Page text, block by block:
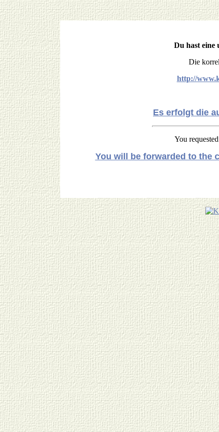
Du hast eine
Die
http://
Es erfolgt die
You
You will be forwarded to the